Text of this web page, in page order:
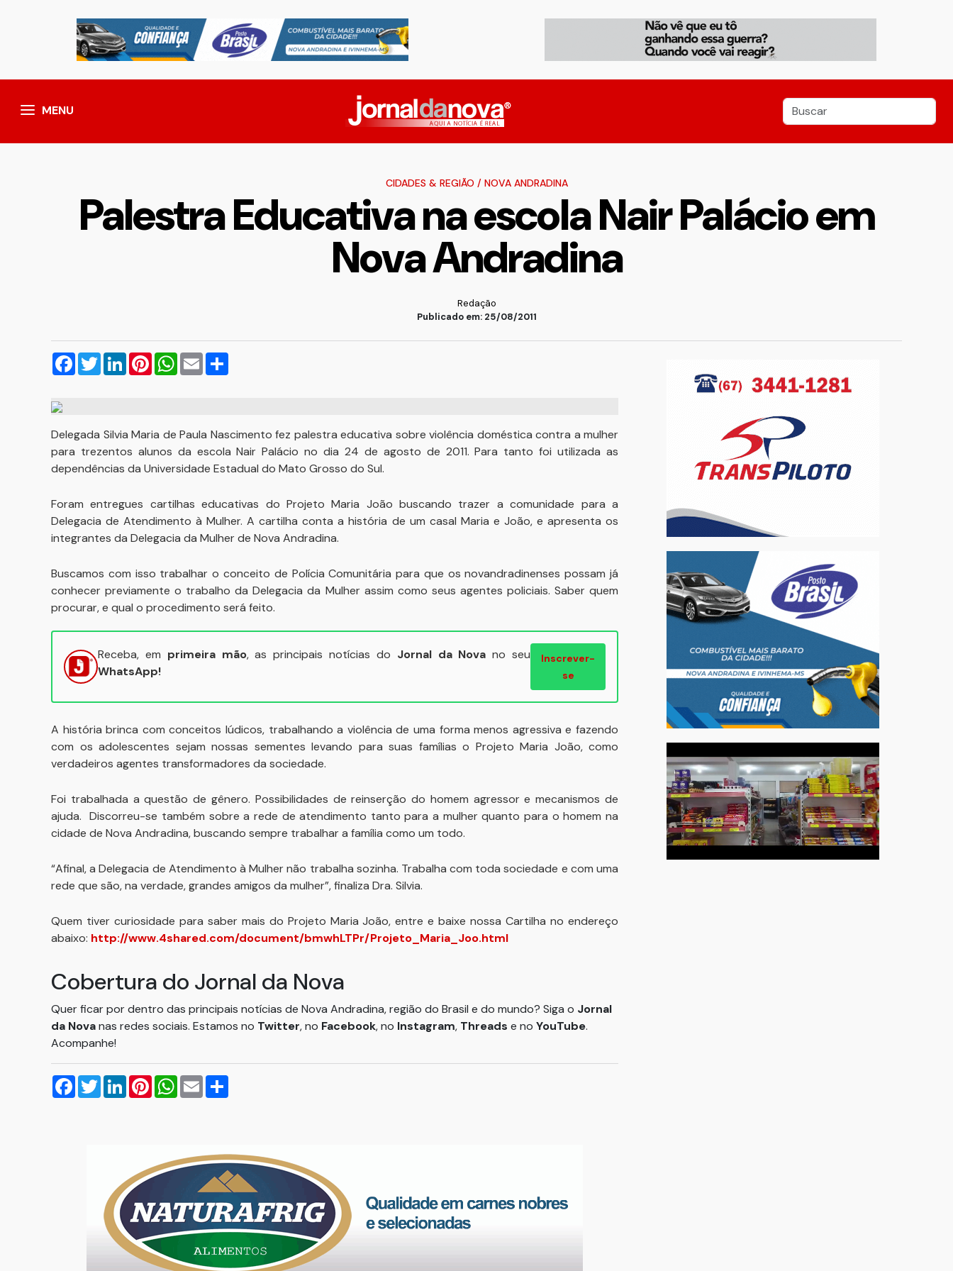
MENU
CIDADES & REGIÃO / NOVA ANDRADINA
Palestra Educativa na escola Nair Palácio em
Nova Andradina
Redação
Publicado em: 25/08/2011
Facebook
TwitterLinkedInPinterestWhatsApp
Email
Delegada Silvia Maria de Paula Nascimento fez palestra educativa sobre violência doméstica contra a mulher
para trezentos alunos da escola Nair Palácio no dia 24 de agosto de 2011. Para tanto foi utilizada as
dependências da Universidade Estadual do Mato Grosso do Sul.
Foram entregues cartilhas educativas do Projeto Maria João buscando trazer a comunidade para a
Delegacia de Atendimento à Mulher. A cartilha conta a história de um casal Maria e João, e apresenta os
integrantes da Delegacia da Mulher de Nova Andradina.
Buscamos com isso trabalhar o conceito de Polícia Comunitária para que os novandradinenses possam já
conhecer previamente o trabalho da Delegacia da Mulher assim como seus agentes policiais. Saber quem
procurar, e qual o procedimento será feito.
Receba, em primeira mão, as principais notícias do Jornal da Nova no seu
WhatsApp!
Inscrever-
se
A história brinca com conceitos lúdicos, trabalhando a violência de uma forma menos agressiva e fazendo
com os adolescentes sejam nossas sementes levando para suas famílias o Projeto Maria João, como
verdadeiros agentes transformadores da sociedade.
Foi trabalhada a questão de gênero. Possibilidades de reinserção do homem agressor e mecanismos de
ajuda. Discorreu-se também sobre a rede de atendimento tanto para a mulher quanto para o homem na
cidade de Nova Andradina, buscando sempre trabalhar a família como um todo.
“Afinal, a Delegacia de Atendimento à Mulher não trabalha sozinha. Trabalha com toda sociedade e com uma
rede que são, na verdade, grandes amigos da mulher”, finaliza Dra. Silvia.
Quem tiver curiosidade para saber mais do Projeto Maria João, entre e baixe nossa Cartilha no endereço
abaixo: http://www.4shared.com/document/bmwhLTPr/Projeto_Maria_Joo.html
Cobertura do Jornal da Nova
Quer ficar por dentro das principais notícias de Nova Andradina, região do Brasil e do mundo? Siga o Jornal
da Novanas redes sociais. Estamos no Twitter, no Facebook, no Instagram, Threads e no YouTube.
Acompanhe!
Facebook
TwitterLinkedInPinterestWhatsApp
Email